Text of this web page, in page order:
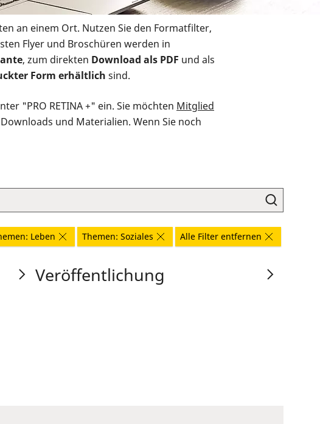
an einem Ort. Nutzen Sie den Formatfilter,
Flyer und Broschüren werden in
, zum direkten Download als PDF und als
Form erhältlich sind.
"PRO RETINA +" ein. Sie möchten Mitglied
und Materialien. Wenn Sie noch
Leben Themen: Soziales Alle Filter entfernen
Veröffentlichung